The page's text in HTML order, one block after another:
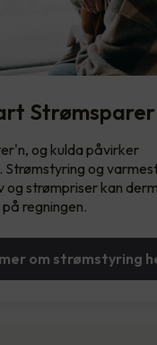
Strømsparer
og kulda påvirker
Strømstyring og
og strømpriser kan
regningen.
om strømstyring